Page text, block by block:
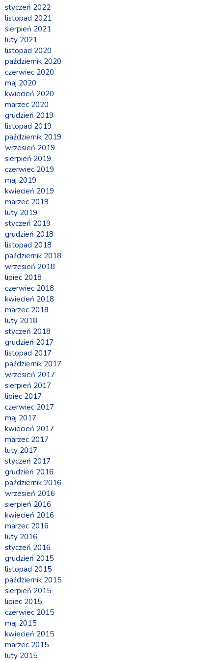
styczeń 2022
listopad 2021
sierpień 2021
luty 2021
listopad 2020
październik 2020
czerwiec 2020
maj 2020
kwiecień 2020
marzec 2020
grudzień 2019
listopad 2019
październik 2019
wrzesień 2019
sierpień 2019
czerwiec 2019
maj 2019
kwiecień 2019
marzec 2019
luty 2019
styczeń 2019
grudzień 2018
listopad 2018
październik 2018
wrzesień 2018
lipiec 2018
czerwiec 2018
kwiecień 2018
marzec 2018
luty 2018
styczeń 2018
grudzień 2017
listopad 2017
październik 2017
wrzesień 2017
sierpień 2017
lipiec 2017
czerwiec 2017
maj 2017
kwiecień 2017
marzec 2017
luty 2017
styczeń 2017
grudzień 2016
październik 2016
wrzesień 2016
sierpień 2016
kwiecień 2016
marzec 2016
luty 2016
styczeń 2016
grudzień 2015
listopad 2015
październik 2015
sierpień 2015
lipiec 2015
czerwiec 2015
maj 2015
kwiecień 2015
marzec 2015
luty 2015